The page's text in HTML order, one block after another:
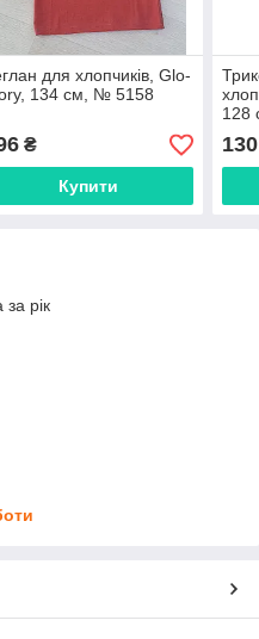
для хлопчиків, Glo-
134 см, № 5158
₴
Купити
128
130
за рік